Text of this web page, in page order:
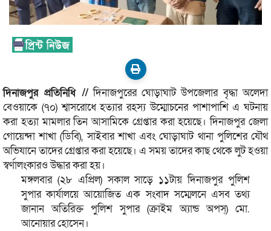
দিনাজপুর প্রতিনিধি //দিনাজপুরের ঘোড়াঘাট উপজেলার বৃদ্ধা অলেদা
বেওয়াকে (৭০) শ্বাসরোধে হত্যার রহস্য উম্মোচনের পাশাপাশি এ ঘটনায়
করা হত্যা মামলার তিন আসামিকে গ্রেপ্তার করা হয়েছে। দিনাজপুর জেলা
গোয়েন্দা শাখা (ডিবি), সাইবার শাখা এবং ঘোড়াঘাট থানা পুলিশের যৌথ
অভিযানে তাদের গ্রেপ্তার করা হয়েছে। এ সময় তাদের কাছ থেকে লুট হওয়া
স্বর্ণালংকারও উদ্ধার করা হয়।
মঙ্গলবার (২৮ এপ্রিল) সকাল সাড়ে ১১টায় দিনাজপুর পুলিশ
সুপার কার্যালয়ে আয়োজিত এক সংবাদ সম্মেলনে এসব তথ্য
জানান অতিরিক্ত পুলিশ সুপার (ক্রাইম অ্যান্ড অপস্) মো.
আনোয়ার হোসেন।